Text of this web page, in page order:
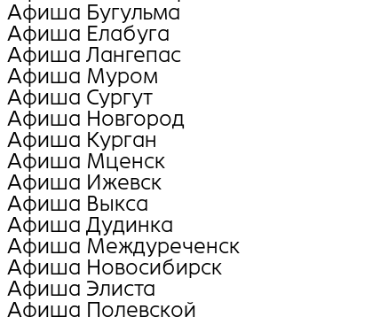
Афиша Бугульма
Афиша Елабуга
Афиша Лангепас
Афиша Муром
Афиша Сургут
Афиша Новгород
Афиша Курган
Афиша Мценск
Афиша Ижевск
Афиша Выкса
Афиша Дудинка
Афиша Междуреченск
Афиша Новосибирск
Афиша Элиста
Афиша Полевской